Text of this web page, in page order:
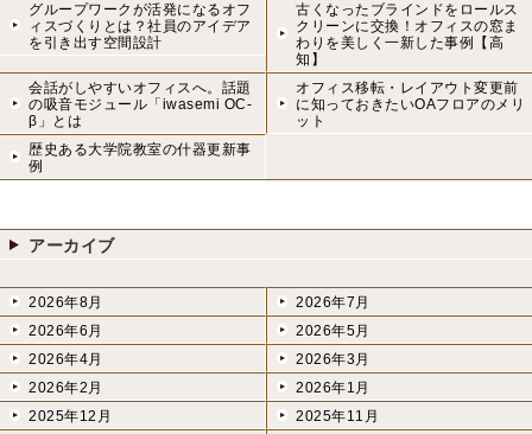
グループワークが活発になるオフ
ィスづくりとは？社員のアイデア
を引き出す空間設計
古くなったブラインドをロールス
クリーンに交換！オフィスの窓ま
わりを美しく一新した事例【高
知】
会話がしやすいオフィスへ。話題
の吸音モジュール「iwasemi OC-
β」とは
オフィス移転・レイアウト変更前
に知っておきたいOAフロアのメリ
ット
歴史ある大学院教室の什器更新事
例
アーカイブ
2026年8月
2026年7月
2026年6月
2026年5月
2026年4月
2026年3月
2026年2月
2026年1月
2025年12月
2025年11月